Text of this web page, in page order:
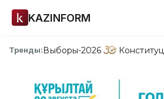
KAZINFORM
Тренды:Выборы-2026